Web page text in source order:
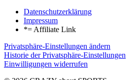
Datenschutzerklärung
Impressum
*= Affiliate Link
Privatsphäre-Einstellungen ändern
Historie der Privatsphäre-Einstellungen
Einwilligungen widerrufen